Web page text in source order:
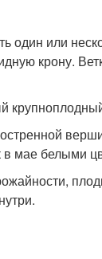
один или
крону.
в мае белыми